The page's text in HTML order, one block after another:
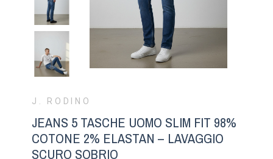
J. RODINO
JEANS 5 TASCHE UOMO SLIM FIT 98%
COTONE 2% ELASTAN – LAVAGGIO
SCURO SOBRIO